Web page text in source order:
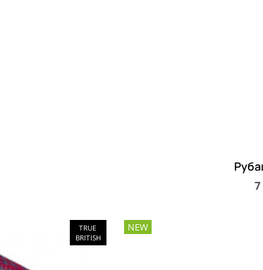
TRUE
BRITISH
NEW